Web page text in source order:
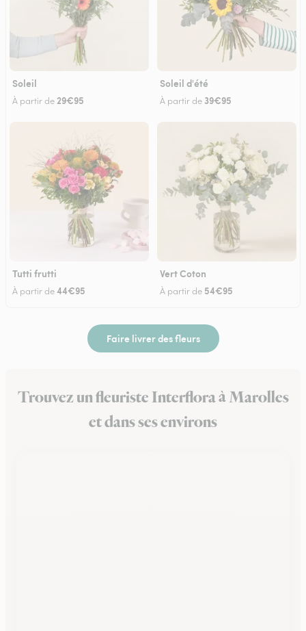
Soleil
À partir de29€95
Soleil d'été
À partir de 39€95
Tutti frutti
À partir de44€95
Vert Coton
À partir de 54€95
Faire livrer des fleurs
Trouvez un fleuriste Interflora à Marolles
et dans ses environs